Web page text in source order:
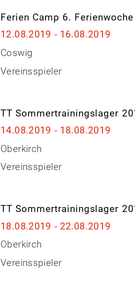
Ferien Camp 6. Ferienwoche
12.08.2019 - 16.08.2019
Coswig
Vereinsspieler
TT Sommertrainingslager
14.08.2019 - 18.08.2019
Oberkirch
Vereinsspieler
TT Sommertrainingslager
18.08.2019 - 22.08.2019
Oberkirch
Vereinsspieler